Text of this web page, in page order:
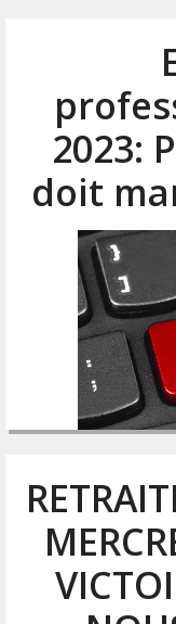
2023:
doit